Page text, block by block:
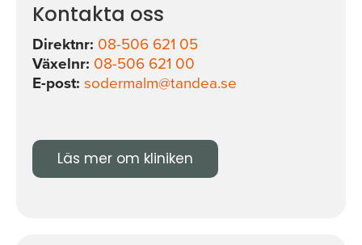
Kontakta oss
Direktnr: 08-506 621 05
Växelnr: 08-506 621 00
E-post: sodermalm@tandea.se
Läs mer om kliniken